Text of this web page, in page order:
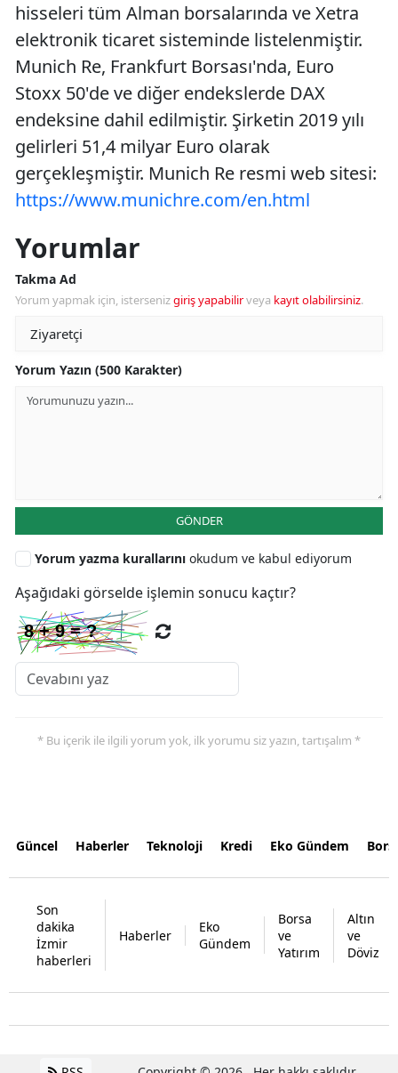
hisseleri tüm Alman borsalarında ve Xetra
elektronik ticaret sisteminde listelenmiştir.
Munich Re, Frankfurt Borsası'nda, Euro
Stoxx 50'de ve diğer endekslerde DAX
endeksine dahil edilmiştir. Şirketin 2019 yılı
gelirleri 51,4 milyar Euro olarak
gerçekleşmiştir. Munich Re resmi web sitesi:
https://www.munichre.com/en.html
Yorumlar
Takma Ad
Yorum yapmak için, istersenizgiriş yapabilirveya kayıt olabilirsiniz.
Yorum Yazın (500 Karakter)
GÖNDER
Yorum yazma kurallarını okudum ve kabul ediyorum
Aşağıdaki görselde işlemin sonucu kaçtır?
* Bu içerik ile ilgili yorum yok, ilk yorumu siz yazın, tartışalım *
Güncel Haberler Teknoloji Kredi Eko Gündem
Son
dakika
İzmir
haberleri
Haberler
Eko
Gündem
Borsa
ve
Yatırım
Altın
ve
Döviz